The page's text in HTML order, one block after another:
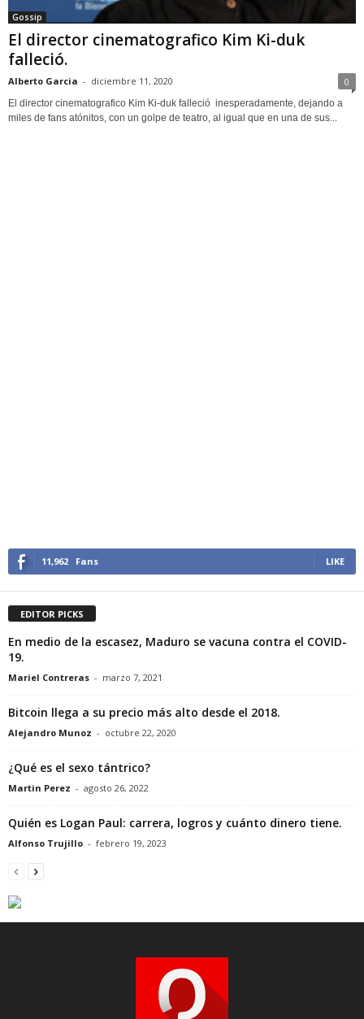
Gossip
El director cinematografico Kim Ki-duk
falleció.
Alberto Garcia - diciembre 11, 2020 0
El director cinematografico Kim Ki-duk falleció inesperadamente, dejando a
miles de fans atónitos, con un golpe de teatro, al igual que en una de sus...
11,962 Fans LIKE
EDITOR PICKS
En medio de la escasez, Maduro se vacuna contra el COVID-
19.
Mariel Contreras - marzo 7, 2021
Bitcoin llega a su precio más alto desde el 2018.
Alejandro Munoz - octubre 22, 2020
¿Qué es el sexo tántrico?
Martin Perez - agosto 26, 2022
Quién es Logan Paul: carrera, logros y cuánto dinero tiene.
Alfonso Trujillo - febrero 19, 2023